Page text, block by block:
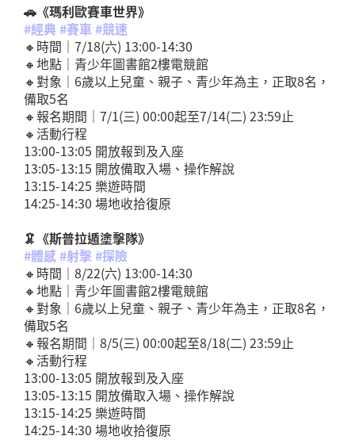
🚗《瑪利歐賽車世界》
#經典 #賽車 #競速
🔸時間｜7/18(六) 13:00-14:30
🔸地點｜青少年圖書館2樓電競館
🔸對象｜6歲以上兒童、親子、青少年為主，正取8名，
備取5名
🔸報名期間｜7/1(三) 00:00起至7/14(二) 23:59止
🔸活動行程
13:00-13:05 開放報到及入座
13:05-13:15 開放備取入場、操作解說
13:15-14:25 樂遊時間
14:25-14:30 場地收拾復原
🦑《斯普拉遁塗擊隊》
#體感 #射擊 #探險
🔸時間｜8/22(六) 13:00-14:30
🔸地點｜青少年圖書館2樓電競館
🔸對象｜6歲以上兒童、親子、青少年為主，正取8名，
備取5名
🔸報名期間｜8/5(三) 00:00起至8/18(二) 23:59止
🔸活動行程
13:00-13:05 開放報到及入座
13:05-13:15 開放備取入場、操作解說
13:15-14:25 樂遊時間
14:25-14:30 場地收拾復原